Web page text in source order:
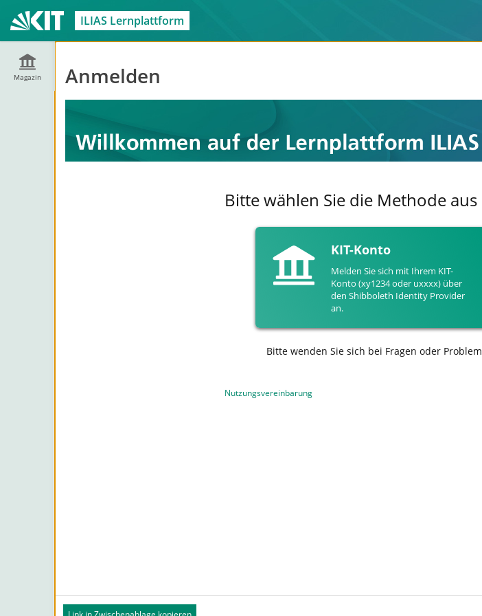
ILIAS Lernplattform
Magazin Anmelden
Bitte wählen Sie die Methode
KIT-Konto
Melden Sie sich mit Ihrem KIT-
Konto (xy1234 oder uxxxx) über
den Shibboleth Identity Provider
an.
Bitte wenden Sie sich bei Fragen oder
Nutzungsvereinbarung